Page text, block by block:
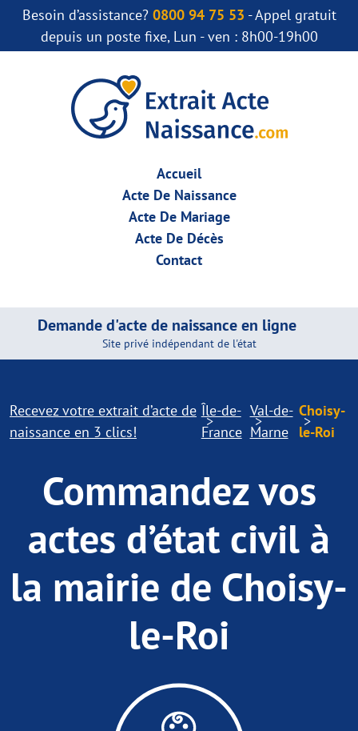
Besoin d’assistance? 0800 94 75 53 - Appel gratuit
depuis un poste fixe, Lun - ven : 8h00-19h00
Accueil
Acte De Naissance
Acte De Mariage
Acte De Décès
Contact
Demande d'acte de naissance en ligne
Site privé indépendant de l'état
Recevez votre extrait d’acte de
naissance en 3 clics!
Île-de-
France
Val-de-
Marne
Choisy-
le-Roi
Commandez vos
actes d’état civil à
la mairie de Choisy-
le-Roi